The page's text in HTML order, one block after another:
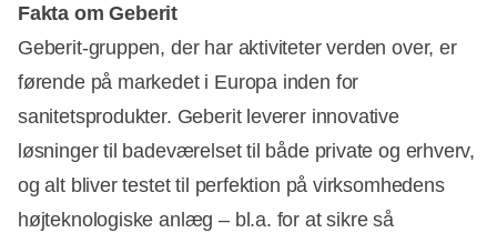
Fakta om Geberit
Geberit-gruppen, der har aktiviteter verden over, er
førende på markedet i Europa inden for
sanitetsprodukter. Geberit leverer innovative
løsninger til badeværelset til både private og erhverv,
og alt bliver testet til perfektion på virksomhedens
højteknologiske anlæg – bl.a. for at sikre så